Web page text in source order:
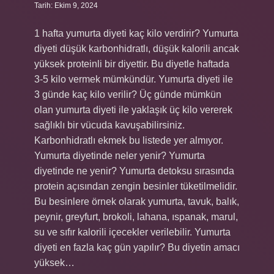
Tarih: Ekim 9, 2024
1 hafta yumurta diyeti kaç kilo verdirir? Yumurta
diyeti düşük karbonhidratlı, düşük kalorili ancak
yüksek proteinli bir diyettir. Bu diyetle haftada
3-5 kilo vermek mümkündür. Yumurta diyeti ile
3 günde kaç kilo verilir? Üç günde mümkün
olan yumurta diyeti ile yaklaşık üç kilo vererek
sağlıklı bir vücuda kavuşabilirsiniz.
Karbonhidratlı ekmek bu listede yer almıyor.
Yumurta diyetinde neler yenir? Yumurta
diyetinde ne yenir? Yumurta detoksu sırasında
protein açısından zengin besinler tüketilmelidir.
Bu besinlere örnek olarak yumurta, tavuk, balık,
peynir, greyfurt, brokoli, lahana, ıspanak, marul,
su ve sıfır kalorili içecekler verilebilir. Yumurta
diyeti en fazla kaç gün yapılır? Bu diyetin amacı
yüksek…